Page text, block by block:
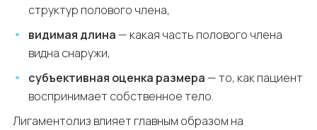
структур полового члена,
видимая длина — какая часть полового члена
видна снаружи,
субъективная оценка размера — то, как пациент
воспринимает собственное тело.
Лигаментолиз влияет главным образом на